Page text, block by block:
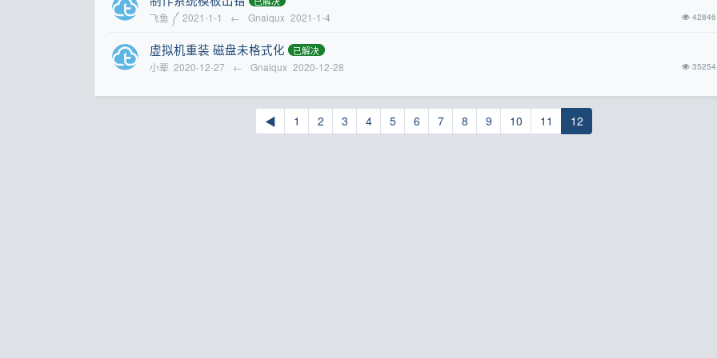
飞鱼 ༼ 2021-1-1 ← Gnaiqux 2021-1-4 42846
虚拟机重装 磁盘未格式化 已解决
小辈 2020-12-27 ← Gnaiqux 2020-12-28 35254
◀ 1 2 3 4 5 6 7 8 9 10 11 12